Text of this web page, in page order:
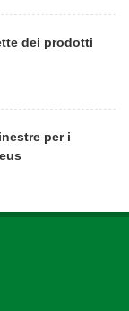
dei prodotti
per i